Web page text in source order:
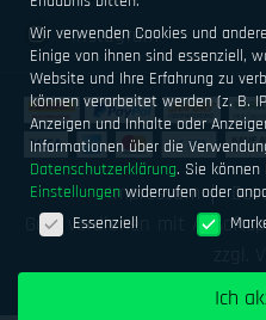
Instagram
Impressum
Geld verdienen mit
Wir verwenden Cookies und
Einige von ihnen sind essenziell,
Website und Ihre Erfahrung zu
können verarbeitet werden (z. B.
Anzeigen und Inhalte oder
Informationen über die
Datenschutzerklärung. Sie
Einstellungen widerrufen oder
Datenschutzeinstellungen
Essenziell
Ich